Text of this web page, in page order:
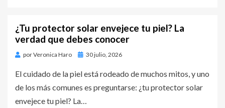
¿Tu protector solar envejece tu piel? La
verdad que debes conocer
porVeronica Haro
Publicado
30 julio, 2026
El cuidado de la piel está rodeado de muchos mitos, y uno
de los más comunes es preguntarse: ¿tu protector solar
envejece tu piel? La…